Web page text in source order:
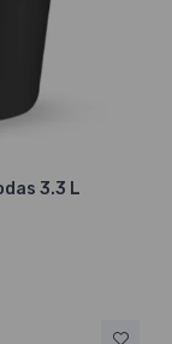
3.3 L